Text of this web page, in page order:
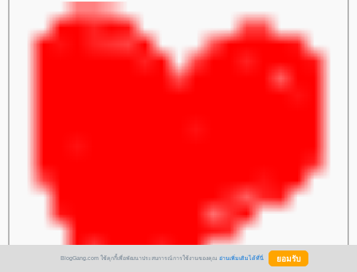
BlogGang.com ใช้คุกกี้เพื่อพัฒนาประสบการณ์การใช้งานของคุณ อ่านเพิ่มเติมได้ที่นี่